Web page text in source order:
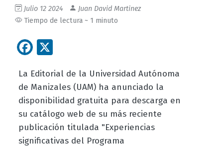
Julio 12 2024
Juan David Martinez
Tiempo de lectura ~ 1 minuto
Facebook
La Editorial de la Universidad Autónoma
de Manizales (UAM) ha anunciado la
disponibilidad gratuita para descarga en
su catálogo web de su más reciente
publicación titulada "Experiencias
significativas del Programa